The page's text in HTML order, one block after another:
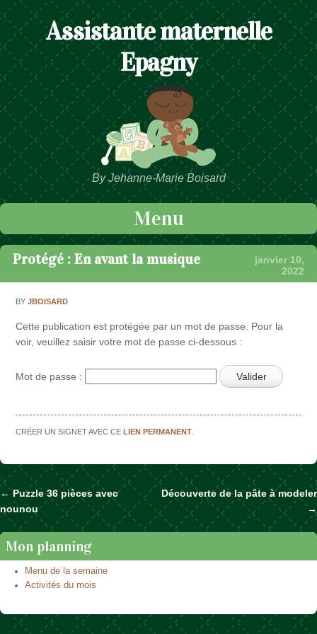
Assistante maternelle
Epagny
By Jehanne-Marie Boisard
Menu
Passer au contenu
Protégé : En avant la musique
janvier 10,
2022
BYJBOISARD
Cette publication est protégée par un mot de passe. Pour la
voir, veuillez saisir votre mot de passe ci-dessous :
Mot de passe :
CRÉER UN SIGNET AVEC CELIEN PERMANENT
Naviguer dans les articles
←Puzzle 36 pièces avec
nounou
Découverte de la pâte à modeler
→
Mon planning
Menu de la semaine
Activités du mois